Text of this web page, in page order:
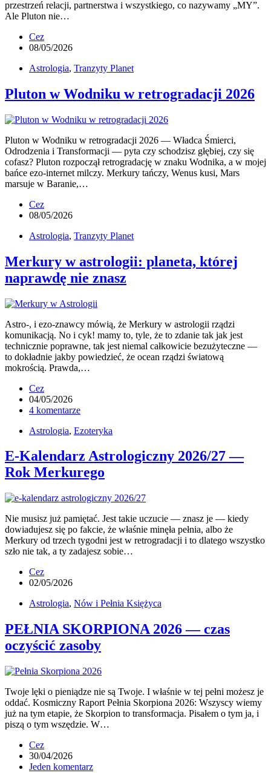
przestrzeń relacji, partnerstwa i wszystkiego, co nazywamy „MY”.
Ale Pluton nie…
Cez
08/05/2026
Astrologia, Tranzyty Planet
Pluton w Wodniku w retrogradacji 2026
Pluton w Wodniku w retrogradacji 2026 — Władca Śmierci,
Odrodzenia i Transformacji — pyta czy schodzisz głębiej, czy się
cofasz? Pluton rozpoczął retrogradację w znaku Wodnika, a w mojej
bańce ezo-internet milczy. Merkury tańczy, Wenus kusi, Mars
marsuje w Baranie,…
Cez
08/05/2026
Astrologia, Tranzyty Planet
Merkury w astrologii: planeta, której
naprawdę nie znasz
Astro-, i ezo-znawcy mówią, że Merkury w astrologii rządzi
komunikacją. No i cyk! mamy to, tyle, że to zdanie tak jak jest
technicznie poprawne, tak jest niemal całkowicie bezużyteczne —
to dokładnie jakby powiedzieć, że ocean rządzi światową
mokrością. Prawda,…
Cez
04/05/2026
4 komentarze
Astrologia, Ezoteryka
E-Kalendarz Astrologiczny 2026/27 —
Rok Merkurego
Nie musisz już pamiętać. Jest takie uczucie — znasz je — kiedy
dowiadujesz się po fakcie, że właśnie minęła pełnia, albo że
Merkury od trzech tygodni jest w retrogradacji i to dlatego wszystko
szło nie tak, a ty zadajesz sobie…
Cez
02/05/2026
Astrologia, Nów i Pełnia Księżyca
PEŁNIA SKORPIONA 2026 — czas
oczyścić zasoby
Twoje lęki o pieniądze nie są Twoje. I właśnie w tej pełni możesz je
oddać. Kosmiczny Raport Pełnia Skorpiona 2026: Wszyscy wiemy
już na tym etapie, że Skorpion to transformacja. Pisałem o tym ja, i
piszą o tym wszędzie. W…
Cez
30/04/2026
Jeden komentarz